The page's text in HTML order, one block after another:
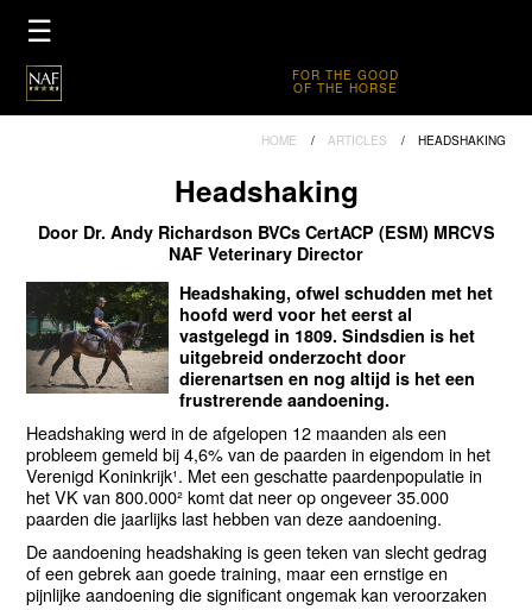
PRODUCTEN
DEALERS
FIVE STAR CLUB
☰
FOR THE GOOD
OF THE HORSE
HOME ARTICLES HEADSHAKING
Headshaking
Door Dr. Andy Richardson BVCs CertACP (ESM) MRCVS
NAF Veterinary Director
Headshaking, ofwel schudden met het
hoofd werd voor het eerst al
vastgelegd in 1809. Sindsdien is het
uitgebreid onderzocht door
dierenartsen en nog altijd is het een
frustrerende aandoening.
Headshaking werd in de afgelopen 12 maanden als een
probleem gemeld bij 4,6% van de paarden in eigendom in het
Verenigd Koninkrijk¹. Met een geschatte paardenpopulatie in
het VK van 800.000² komt dat neer op ongeveer 35.000
paarden die jaarlijks last hebben van deze aandoening.
De aandoening headshaking is geen teken van slecht gedrag
of een gebrek aan goede training, maar een ernstige en
pijnlijke aandoening die significant ongemak kan veroorzaken